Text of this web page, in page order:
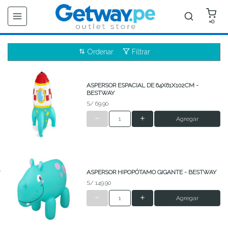
×0
Ordenar Filtrar
ASPERSOR ESPACIAL DE 64X61X102CM -
BESTWAY
S/ 69.90
Agregar
ASPERSOR HIPOPÓTAMO GIGANTE - BESTWAY
S/ 149.90
Agregar